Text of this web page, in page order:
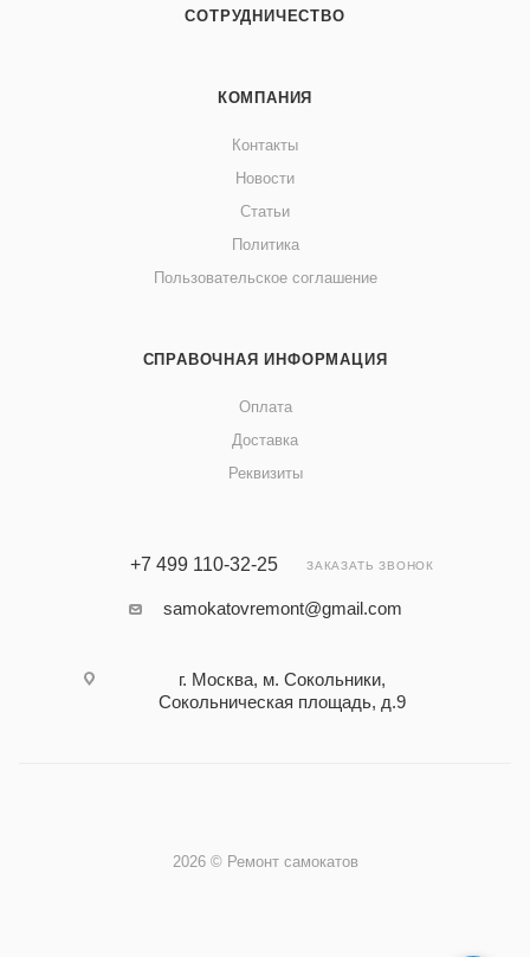
СОТРУДНИЧЕСТВО
КОМПАНИЯ
Контакты
Новости
Статьи
Политика
Пользовательское соглашение
СПРАВОЧНАЯ ИНФОРМАЦИЯ
Оплата
Доставка
Реквизиты
+7 499 110-32-25 ЗАКАЗАТЬ ЗВОНОК
samokatovremont@gmail.com
г. Москва, м. Сокольники,
Сокольническая площадь, д.9
2026 © Ремонт самокатов